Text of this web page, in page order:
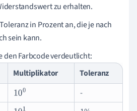
zu erhalten.
in Prozent an, die je nach
sein kann.
den Farbcode verdeutlicht:
Multiplikator
Toleranz
100
-